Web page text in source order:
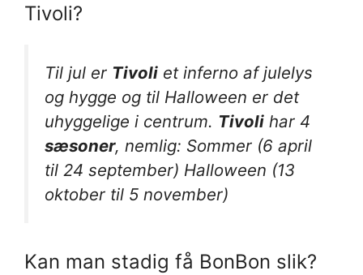
Tivoli?
Til jul er Tivoli et inferno af julelys
og hygge og til Halloween er det
uhyggelige i centrum. Tivoli har 4
sæsoner, nemlig: Sommer (6 april
til 24 september) Halloween (13
oktober til 5 november)
Kan man stadig få BonBon slik?